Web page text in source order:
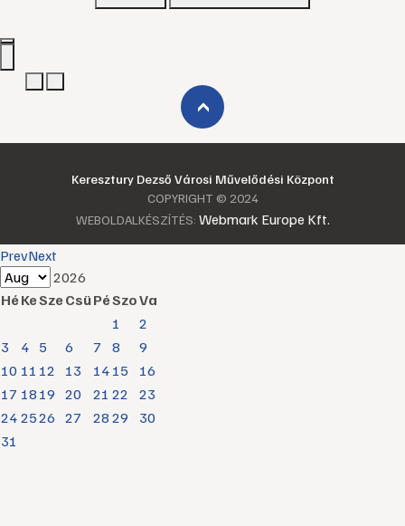
›
Keresztury Dezső Városi Művelődési Központ
COPYRIGHT © 2024
WEBOLDALKÉSZÍTÉS: Webmark Europe Kft.
PrevNext
2026
HéKeSzeCsüPéSzoVa
1
2
3
4 5 6 7 8
9
10 11 12 13 14 15
16
17 18 19 20 21 22
23
24 2526 27 28 29
30
31